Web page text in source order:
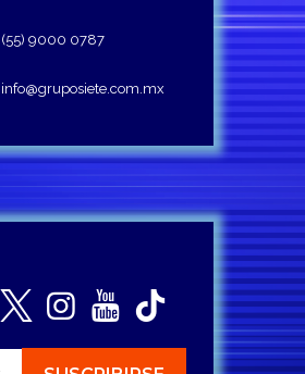
(55) 9000 0787
info@gruposiete.com.mx